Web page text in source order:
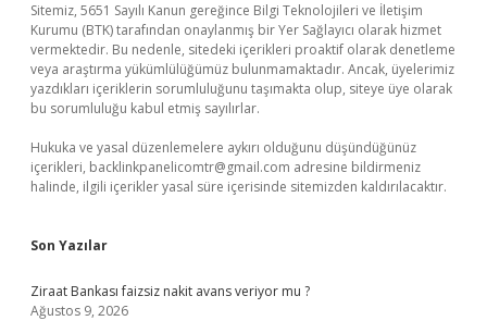
Sitemiz, 5651 Sayılı Kanun gereğince Bilgi Teknolojileri ve İletişim
Kurumu (BTK) tarafından onaylanmış bir Yer Sağlayıcı olarak hizmet
vermektedir. Bu nedenle, sitedeki içerikleri proaktif olarak denetleme
veya araştırma yükümlülüğümüz bulunmamaktadır. Ancak, üyelerimiz
yazdıkları içeriklerin sorumluluğunu taşımakta olup, siteye üye olarak
bu sorumluluğu kabul etmiş sayılırlar.
Hukuka ve yasal düzenlemelere aykırı olduğunu düşündüğünüz
içerikleri, backlinkpanelicomtr@gmail.com adresine bildirmeniz
halinde, ilgili içerikler yasal süre içerisinde sitemizden kaldırılacaktır.
Son Yazılar
Ziraat Bankası faizsiz nakit avans veriyor mu ?
Ağustos 9, 2026